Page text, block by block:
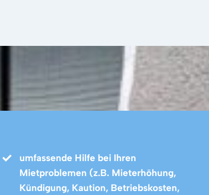
umfassende Hilfe bei Ihren
Mietproblemen (z.B. Mieterhöhung,
Kündigung, Kaution, Betriebskosten,